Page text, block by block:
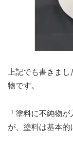
上記でも書きま
物です。
「塗料に不純物
が、塗料は基本的